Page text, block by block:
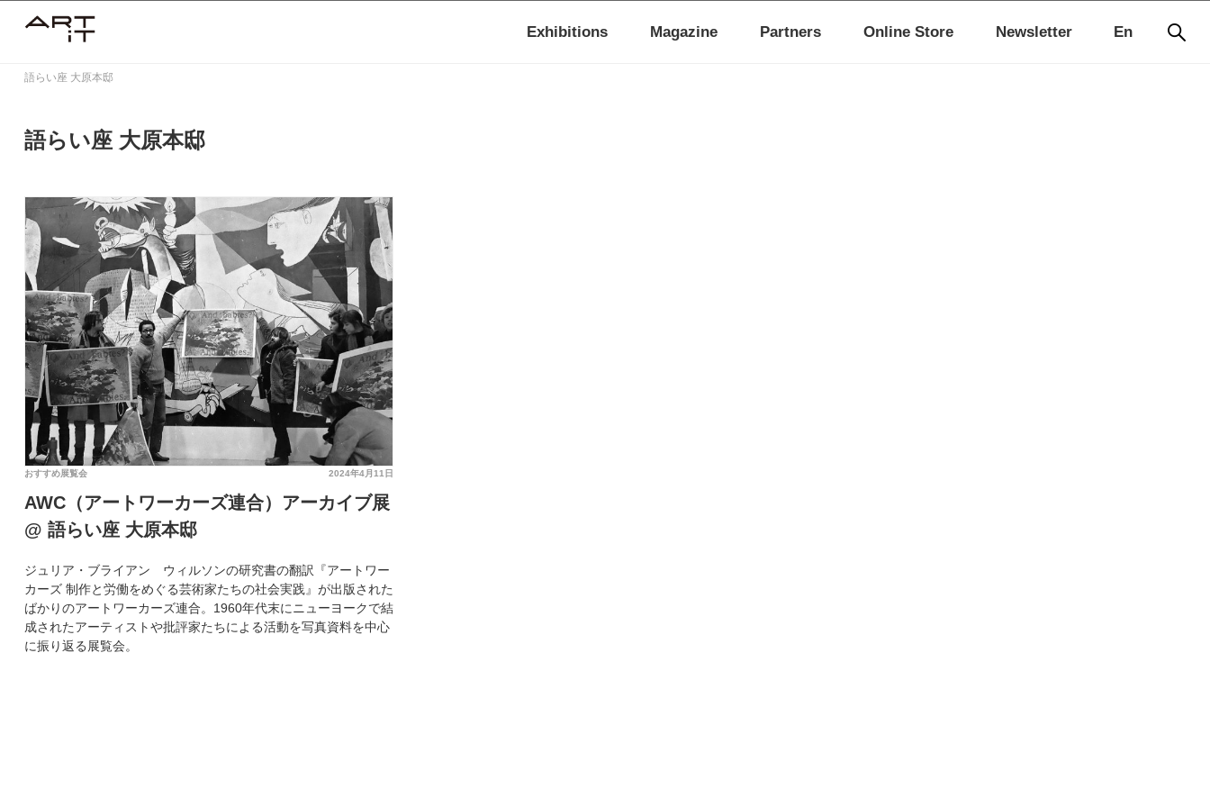
En
Exhibitions Magazine Partners Online Store Newsletter
語らい座 大原本邸
語らい座 大原本邸
2024年4月11日
おすすめ展覧会
AWC（アートワーカーズ連合）アーカイブ展
@ 語らい座 大原本邸
ジュリア・ブライアン゠ウィルソンの研究書の翻訳『アートワー
カーズ 制作と労働をめぐる芸術家たちの社会実践』が出版された
ばかりのアートワーカーズ連合。1960年代末にニューヨークで結
成されたアーティストや批評家たちによる活動を写真資料を中心
に振り返る展覧会。